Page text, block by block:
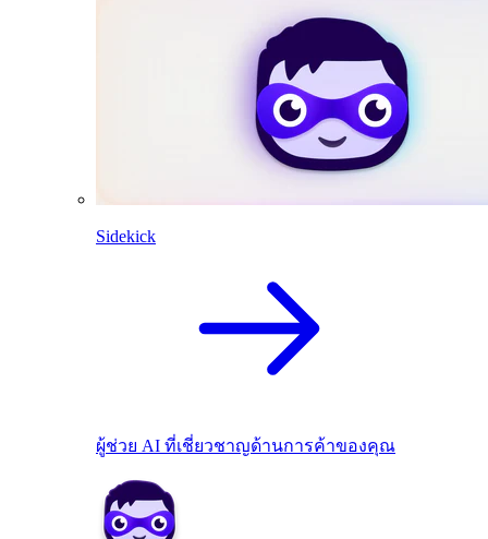
Sidekick
ผู้ช่วย AI ที่เชี่ยวชาญด้านการค้าของคุณ